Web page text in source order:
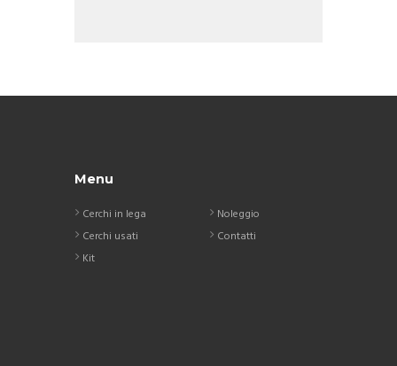
Menu
Cerchi in lega
Cerchi usati
Kit
Noleggio
Contatti